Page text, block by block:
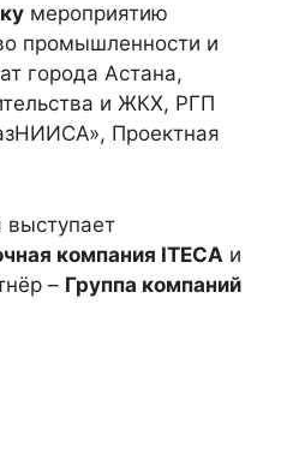
мероприятию
промышленности и
города Астана,
и ЖКХ, РГП
Проектная
выступает
компания ITECA и
– Группа компаний